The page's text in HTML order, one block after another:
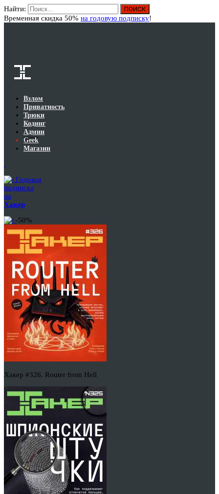
Найти:
Временная скидка 50% на годовую подписку!
Взлом
Приватность
Трюки
Кодинг
Админ
Geek
Магазин
Годовая
подписка
на
Хакер
-50%
Хакер #326. Router from Hell